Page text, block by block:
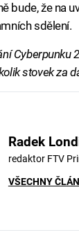
bude, že na
sdělení.
Cyberpunku
stovek za
Radek
redaktor FTV
VŠECHNY